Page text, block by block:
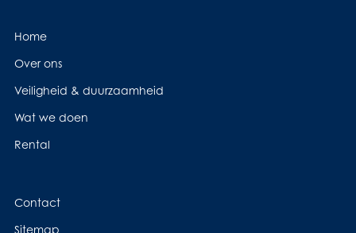
Home
Over ons
Veiligheid & duurzaamheid
Wat we doen
Rental
Contact
Sitemap